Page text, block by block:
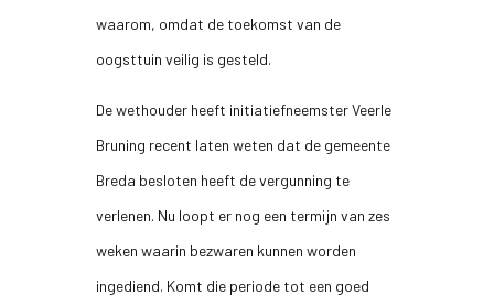
waarom, omdat de toekomst van de
oogsttuin veilig is gesteld.
De wethouder heeft initiatiefneemster Veerle
Bruning recent laten weten dat de gemeente
Breda besloten heeft de vergunning te
verlenen. Nu loopt er nog een termijn van zes
weken waarin bezwaren kunnen worden
ingediend. Komt die periode tot een goed